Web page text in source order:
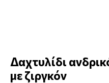
Δαχτυλίδι
με ζιργκόν